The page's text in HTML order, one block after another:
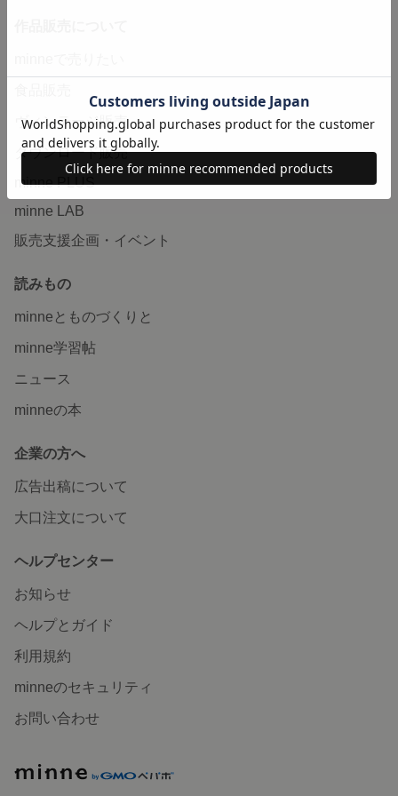
ヴィンテージ販売
ダウンロード販売
minne PLUS
minne LAB
販売支援企画・イベント
読みもの
minneとものづくりと
minne学習帖
ニュース
minneの本
企業の方へ
広告出稿について
大口注文について
ヘルプセンター
お知らせ
ヘルプとガイド
利用規約
minneのセキュリティ
お問い合わせ